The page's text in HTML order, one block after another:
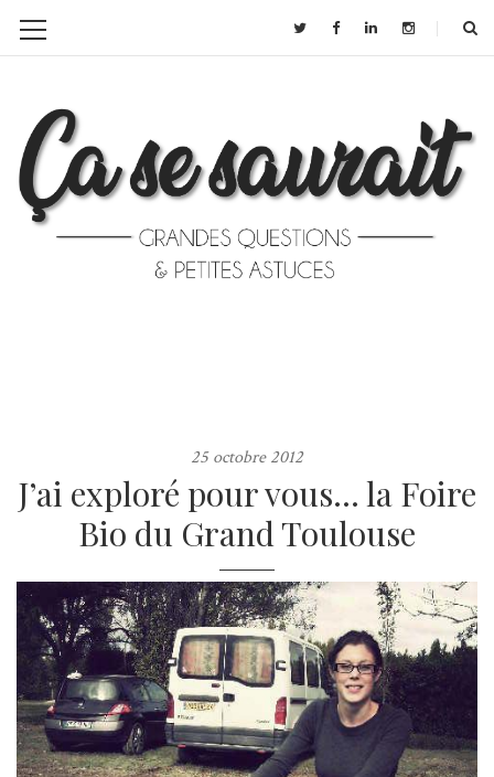
25 octobre 2012
J’ai exploré pour vous… la Foire
Bio du Grand Toulouse